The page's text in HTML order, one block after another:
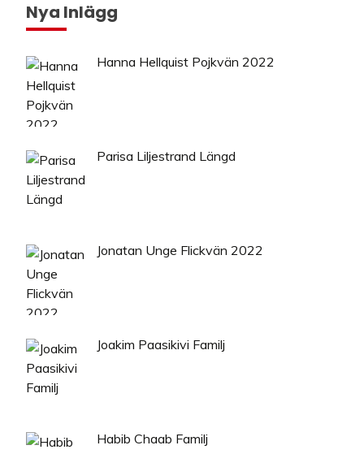
Nya Inlägg
Hanna Hellquist Pojkvän 2022
Parisa Liljestrand Längd
Jonatan Unge Flickvän 2022
Joakim Paasikivi Familj
Habib Chaab Familj